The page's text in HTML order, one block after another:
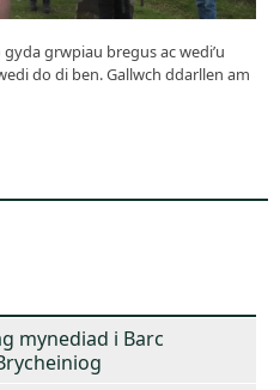
grwpiau bregus ac wedi’u
do di ben. Gallwch ddarllen am
mynediad i Barc